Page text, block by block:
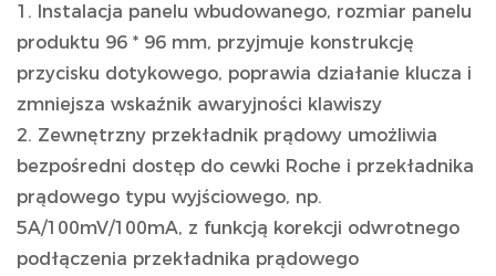
1. Instalacja panelu wbudowanego, rozmiar panelu
produktu 96 * 96 mm, przyjmuje konstrukcję
przycisku dotykowego, poprawia działanie klucza i
zmniejsza wskaźnik awaryjności klawiszy
2. Zewnętrzny przekładnik prądowy umożliwia
bezpośredni dostęp do cewki Roche i przekładnika
prądowego typu wyjściowego, np.
5A/100mV/100mA, z funkcją korekcji odwrotnego
podłączenia przekładnika prądowego